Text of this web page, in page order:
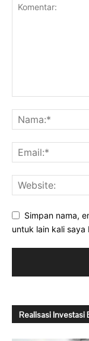
Simpan nama,
untuk lain kali saya
Realisasi Investasi